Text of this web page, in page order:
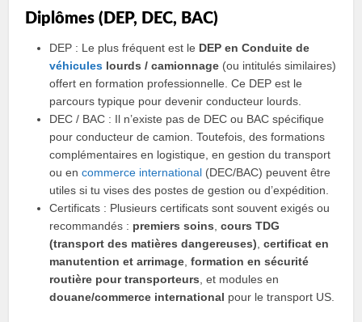
Diplômes (DEP, DEC, BAC)
DEP : Le plus fréquent est le DEP en Conduite de
véhicules lourds / camionnage (ou intitulés similaires)
offert en formation professionnelle. Ce DEP est le
parcours typique pour devenir conducteur lourds.
DEC / BAC : Il n’existe pas de DEC ou BAC spécifique
pour conducteur de camion. Toutefois, des formations
complémentaires en logistique, en gestion du transport
ou encommerce international (DEC/BAC) peuvent être
utiles si tu vises des postes de gestion ou d’expédition.
Certificats : Plusieurs certificats sont souvent exigés ou
recommandés : premiers soins ,cours TDG
(transport des matières dangereuses) ,certificat en
manutention et arrimage ,formation en sécurité
routière pour transporteurs , et modules en
douane/commerce international pour le transport US.